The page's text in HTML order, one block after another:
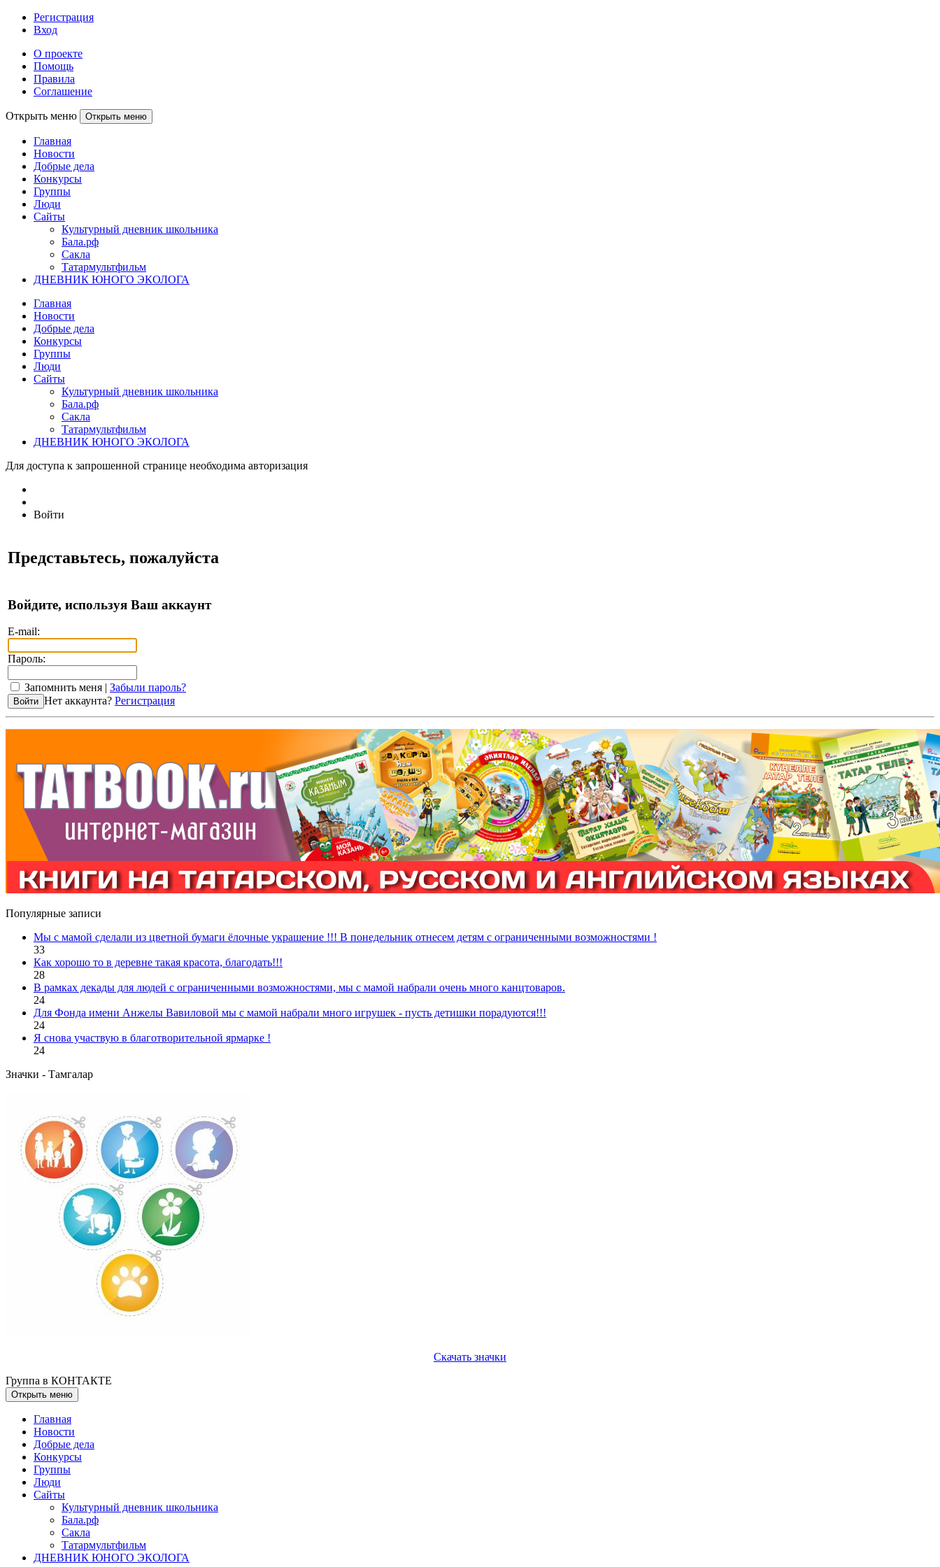
Регистрация
Вход
О проекте
Помощь
Правила
Соглашение
Открыть меню Открыть меню
Главная
Новости
Добрые дела
Конкурсы
Группы
Люди
Сайты
Культурный дневник школьника
Бала.рф
Сакла
Татармультфильм
ДНЕВНИК ЮНОГО ЭКОЛОГА
Главная
Новости
Добрые дела
Конкурсы
Группы
Люди
Сайты
Культурный дневник школьника
Бала.рф
Сакла
Татармультфильм
ДНЕВНИК ЮНОГО ЭКОЛОГА
Для доступа к запрошенной странице необходима авторизация
Войти
Представьтесь, пожалуйста
Войдите, используя Ваш аккаунт
E-mail:
Пароль:
Запомнить меня | Забыли пароль?
Нет аккаунта? Регистрация
Популярные записи
Мы с мамой сделали из цветной бумаги ёлочные украшение !!! В понедельник отнесем детям с ограниченными возможностями !
33
Как хорошо то в деревне такая красота, благодать!!!
28
В рамках декады для людей с ограниченными возможностями, мы с мамой набрали очень много канцтоваров.
24
Для Фонда имени Анжелы Вавиловой мы с мамой набрали много игрушек - пусть детишки порадуются!!!
24
Я снова участвую в благотворительной ярмарке !
24
Значки - Тамгалар
Скачать значки
Группа в КОНТАКТЕ
Открыть меню
Главная
Новости
Добрые дела
Конкурсы
Группы
Люди
Сайты
Культурный дневник школьника
Бала.рф
Сакла
Татармультфильм
ДНЕВНИК ЮНОГО ЭКОЛОГА